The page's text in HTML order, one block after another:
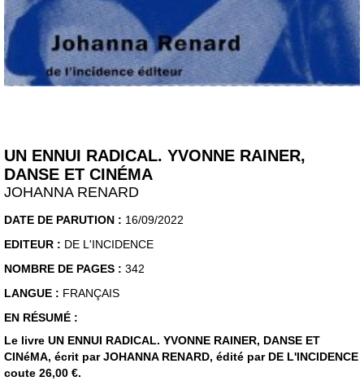
UN ENNUI RADICAL. YVONNE RAINER,
DANSE ET CINÉMA
JOHANNA RENARD
DATE DE PARUTION : 16/09/2022
EDITEUR : DE L'INCIDENCE
NOMBRE DE PAGES : 342
LANGUE : FRANÇAIS
EN RÉSUMÉ :
Le livre UN ENNUI RADICAL. YVONNE RAINER, DANSE ET
CINéMA, écrit par JOHANNA RENARD, édité par DE L'INCIDENCE
coute 26,00 €.